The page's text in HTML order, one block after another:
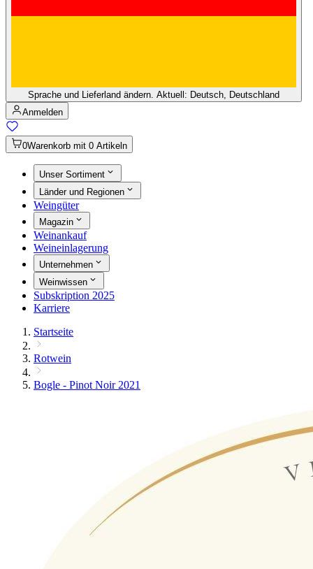
Sprache und Lieferland ändern. Aktuell: Deutsch, Deutschland
Anmelden
0Warenkorb mit 0 Artikeln
Unser Sortiment
Länder und Regionen
Weingüter
Magazin
Weinankauf
Weineinlagerung
Unternehmen
Weinwissen
Subskription 2025
Karriere
Startseite
Rotwein
Bogle - Pinot Noir 2021